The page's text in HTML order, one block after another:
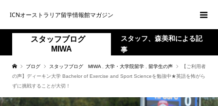
ICNオーストラリア留学情報館マガジン
スタッフブログ
MIWA
スタッフ、森美和による記
事
ブログ スタッフブログ MIWA 大学・大学院留学 留学生の声
【ご利用者
の声】ディーキン大学 Bachelor of Exercise and Sport Scienceを勉強中★英語を怖がら
ずに挑戦することが大切！